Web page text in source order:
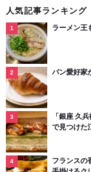
人気記事ランキング
ラーメン王
パン愛好家
「銀座 久
で見つけた
フランスの